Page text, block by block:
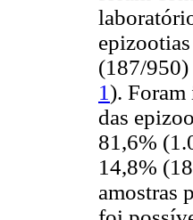
(187/950)
1). Foram
das
81,6%
14,8%
amostras